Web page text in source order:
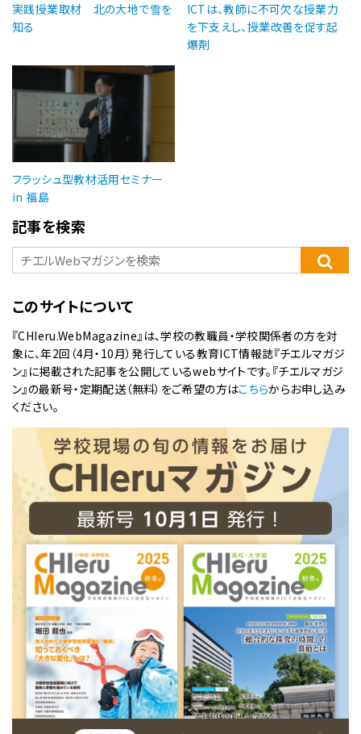
実践授業取材 北の大地で雪を
知る
ICTは、教師に不可欠な授業力
を下支えし、授業改善を促す起
爆剤
フラッシュ型教材活用セミナー
in 福島
記事を検索
このサイトについて
『CHIeru.WebMagazine』は、学校の教職員・学校関係者の方を対
象に、年2回（4月・10月）発行している教育ICT情報誌『チエルマガジ
ン』に掲載された記事を公開しているwebサイトです。『チエルマガジ
ン』の最新号・定期配送（無料）をご希望の方はこちらからお申し込み
ください。